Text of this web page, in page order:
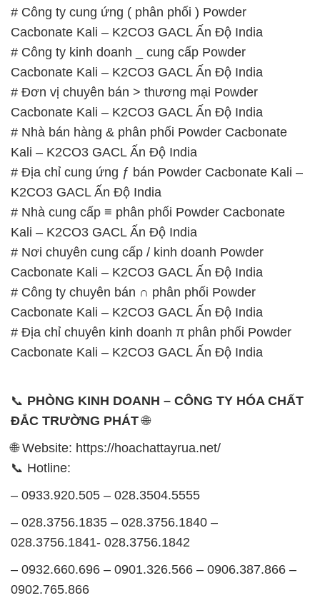
# Công ty cung ứng ( phân phối ) Powder
Cacbonate Kali – K2CO3 GACL Ấn Độ India
# Công ty kinh doanh _ cung cấp Powder
Cacbonate Kali – K2CO3 GACL Ấn Độ India
# Đơn vị chuyên bán > thương mại Powder
Cacbonate Kali – K2CO3 GACL Ấn Độ India
# Nhà bán hàng & phân phối Powder Cacbonate
Kali – K2CO3 GACL Ấn Độ India
# Địa chỉ cung ứng ƒ bán Powder Cacbonate Kali –
K2CO3 GACL Ấn Độ India
# Nhà cung cấp ≡ phân phối Powder Cacbonate
Kali – K2CO3 GACL Ấn Độ India
# Nơi chuyên cung cấp / kinh doanh Powder
Cacbonate Kali – K2CO3 GACL Ấn Độ India
# Công ty chuyên bán ∩ phân phối Powder
Cacbonate Kali – K2CO3 GACL Ấn Độ India
# Địa chỉ chuyên kinh doanh π phân phối Powder
Cacbonate Kali – K2CO3 GACL Ấn Độ India
📞 PHÒNG KINH DOANH – CÔNG TY HÓA CHẤT
ĐẮC TRƯỜNG PHÁT🌐
🌐 Website: https://hoachattayrua.net/
📞 Hotline:
– 0933.920.505 – 028.3504.5555
– 028.3756.1835 – 028.3756.1840 –
028.3756.1841- 028.3756.1842
– 0932.660.696 – 0901.326.566 – 0906.387.866 –
0902.765.866